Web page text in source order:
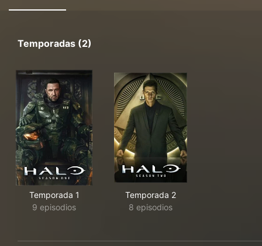
Temporadas (2)
Temporada 1
9 episodios
Temporada 2
8 episodios